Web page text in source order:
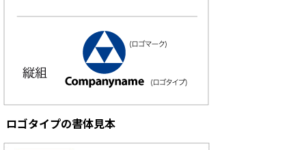
ロゴタイプの書体見本